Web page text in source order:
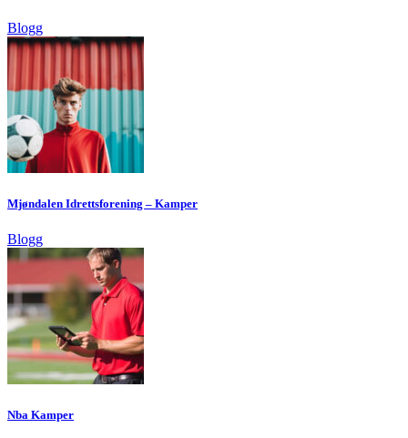
Blogg
Mjøndalen Idrettsforening – Kamper
Blogg
Nba Kamper